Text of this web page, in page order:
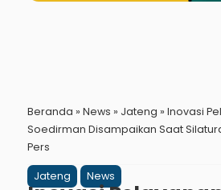
Beranda » News » Jateng » Inovasi
Soedirman Disampaikan Saat
Pers
Jateng News